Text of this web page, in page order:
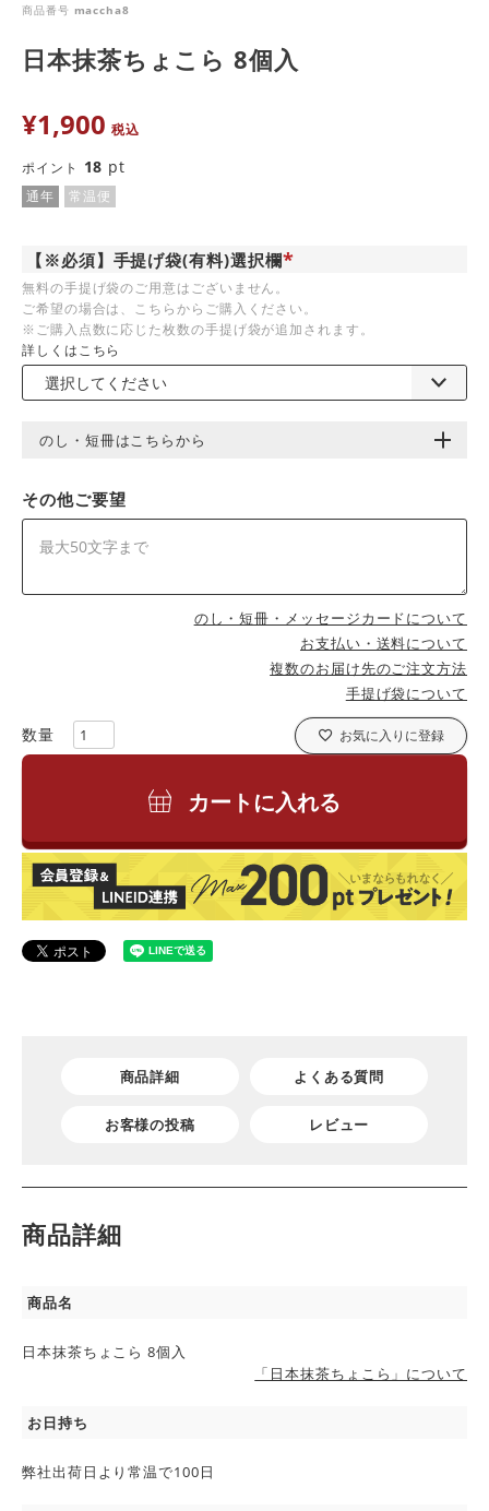
商品番号 maccha8
日本抹茶ちょこら 8個入
¥1,900 税込
ポイント 18 pt
通年 常温便
【※必須】手提げ袋(有料)選択欄
須
)
無料の手提げ袋のご用意はございません。
ご希望の場合は、こちらからご購入ください。
※ご購入点数に応じた枚数の手提げ袋が追加されます。
詳しくはこちら
のし・短冊はこちらから
その他ご要望
のし・短冊・メッセージカードについて
お支払い・送料について
複数のお届け先のご注文方法
手提げ袋について
お気に入りに登録
カートに入れる
商品詳細 よくある質問
お客様の投稿 レビュー
商品詳細
商品名
日本抹茶ちょこら 8個入
「日本抹茶ちょこら」について
お日持ち
弊社出荷日より常温で100日